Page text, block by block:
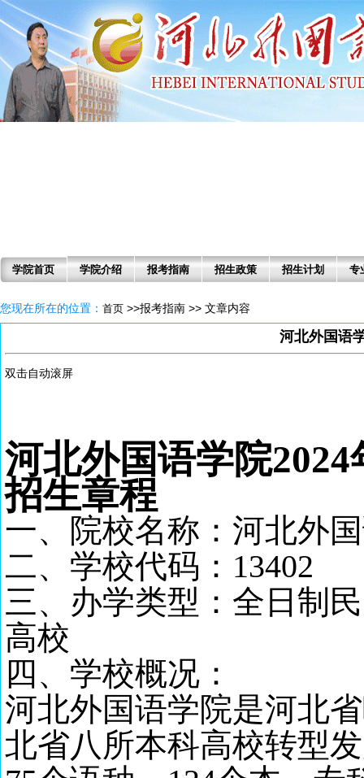
学院首页 学院介绍 报考指南 招生政策 招生计划 专
您现在所在的位置： 首页 >>报考指南 >> 文章内容
河北外国语
双击自动滚屏
河北外国语学院2024
招生章程
一、院校名称：河北外
二、学校代码： 13402
三、办学类型：全日制
高校
四、学校概况：
河北外国语学院是河北
北省八所本科高校转型